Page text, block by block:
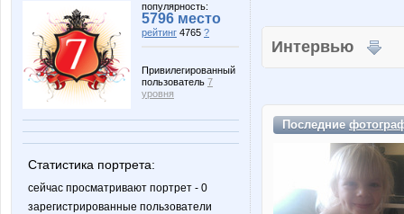
популярность:
5796 место
рейтинг 4765 ?
Привилегированный
пользователь 7
уровня
Статистика портрета:
сейчас просматривают портрет - 0
зарегистрированные пользователи
Интервью
Последние